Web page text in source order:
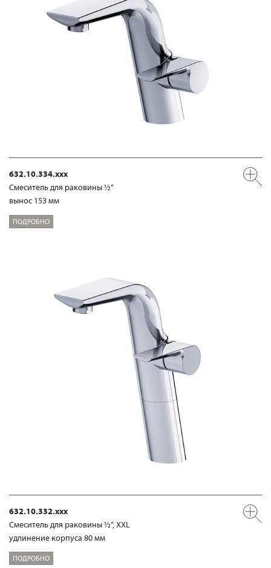
632.10.334.xxx
Смеситель для раковины ½“
вынос 153 мм
ПОДРОБНО
632.10.332.xxx
Смеситель для раковины ½“, XXL
удлинение корпуса 80 мм
ПОДРОБНО